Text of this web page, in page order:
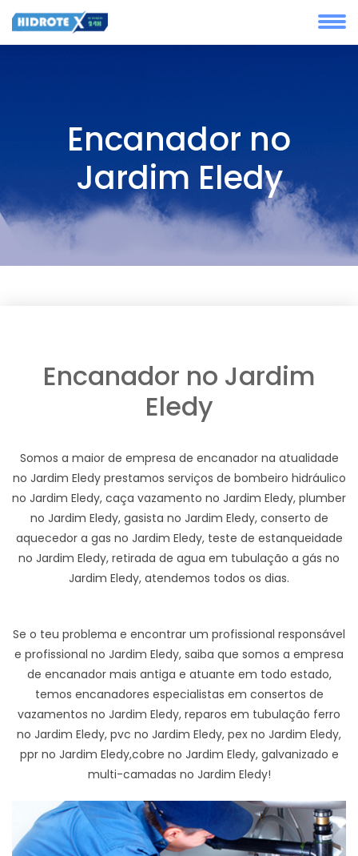
Encanador no
Jardim Eledy
Encanador no Jardim
Eledy
Somos a maior de empresa de encanador na atualidade
no Jardim Eledy prestamos serviços de bombeiro hidráulico
no Jardim Eledy, caça vazamento no Jardim Eledy, plumber
no Jardim Eledy, gasista no Jardim Eledy, conserto de
aquecedor a gas no Jardim Eledy, teste de estanqueidade
no Jardim Eledy, retirada de agua em tubulação a gás no
Jardim Eledy, atendemos todos os dias.
Se o teu problema e encontrar um profissional responsável
e profissional no Jardim Eledy, saiba que somos a empresa
de encanador mais antiga e atuante em todo estado,
temos encanadores especialistas em consertos de
vazamentos no Jardim Eledy, reparos em tubulação ferro
no Jardim Eledy, pvc no Jardim Eledy, pex no Jardim Eledy,
ppr no Jardim Eledy,cobre no Jardim Eledy, galvanizado e
multi-camadas no Jardim Eledy!